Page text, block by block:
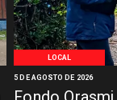
LOCAL
5 DE AGOSTO DE 2026